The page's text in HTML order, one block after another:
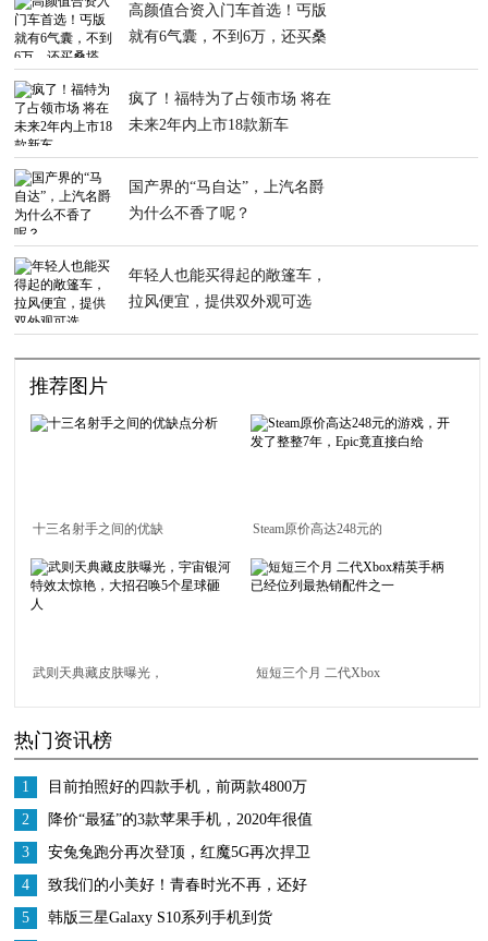
高颜值合资入门车首选！丐版
就有6气囊，不到6万，还买桑
疯了！福特为了占领市场 将在
未来2年内上市18款新车
国产界的“马自达”，上汽名爵
为什么不香了呢？
年轻人也能买得起的敞篷车，
拉风便宜，提供双外观可选
推荐图片
十三名射手之间的优缺
点分析
Steam原价高达248元的
游戏，开发了整整7
年，Epic竟直接白给
武则天典藏皮肤曝光，
大招召唤5个星球砸人
短短三个月 二代Xbox
热门资讯榜
1
目前拍照好的四款手机，前两款4800万
像素，最后一款能拍月亮
2
降价“最猛”的3款苹果手机，2020年很值
得入手，款款性价比高
3
安兔兔跑分再次登顶，红魔5G再次捍卫
游戏手机王者地位
4
致我们的小美好！青春时光不再，还好
有飞利浦X596手机停驻如今
5 韩版三星Galaxy S10系列手机到货